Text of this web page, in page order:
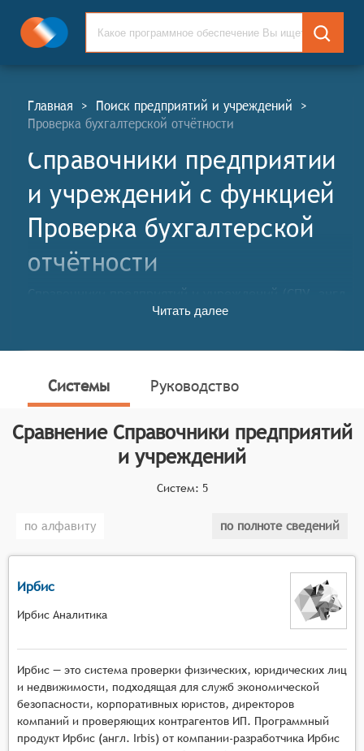
Главная > Поиск предприятий и учреждений >
Проверка бухгалтерской отчётности
Справочники предприятий
и учреждений c функцией
Проверка бухгалтерской
отчётности
Справочники предприятий и учреждений (СПУ, англ.
Enterprises and Institutions Directories, EIS)
компаниях и организациях, и далее для их поиска,
продвигать собственную компанию, продукцию и
услуги в выбранных сегментах отраслей и видах
деятельности.
Классификатор программных продуктов Соваре
для систем. Для того чтобы соответствовать
учреждений, системы должны иметь следующие
функциональные возможности:
Сбор и хранение данных: системы должны
обеспечивать сбор и хранение информации о
предприятиях и учреждениях из различных
источников, включая официальные реестры,
социальные сети, отзывы клиентов и другие
открытые данные. Это позволяет
пользователям получить доступ к обширной
базе данных о предприятиях и учреждениях.
Поиск и фильтрация: системы должны
Читать далее
Системы Руководство
Сравнение Справочники предприятий
и учреждений
Систем: 5
по алфавиту по полноте сведений
Ирбис
Ирбис Аналитика
Ирбис — это система проверки физических, юридических лиц
и недвижимости, подходящая для служб экономической
безопасности, корпоративных юристов, директоров
компаний и проверяющих контрагентов ИП. Программный
продукт Ирбис (англ. Irbis) от компании-разработчика Ирбис